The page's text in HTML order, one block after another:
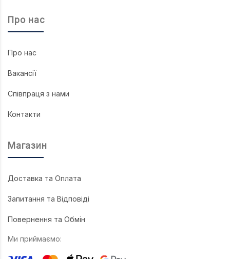
Про нас
Про нас
Вакансії
Співпраця з нами
Контакти
Магазин
Доставка та Оплата
Запитання та Відповіді
Повернення та Обмін
Ми приймаємо: